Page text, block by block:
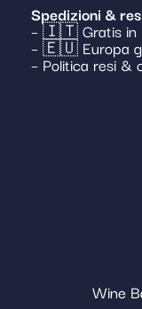
Spedizioni &
– 🇮🇹 Gratis in
– 🇪🇺 Europa
– Politica resi &
Wine